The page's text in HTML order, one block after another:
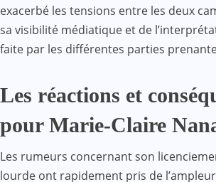
exacerbé les tensions entre les deux
sa visibilité médiatique et de
faite par les différentes parties
Les réactions et
pour Marie-Claire
Les rumeurs concernant son
lourde ont rapidement pris de